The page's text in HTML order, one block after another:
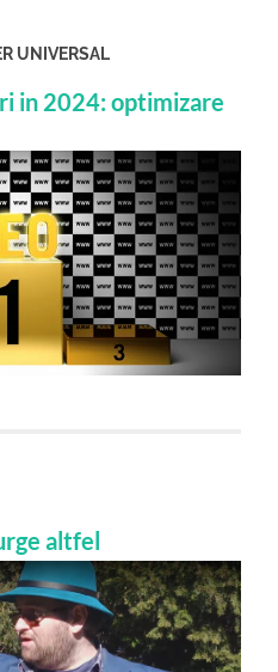
UNIVERSAL
in 2024: optimizare
altfel